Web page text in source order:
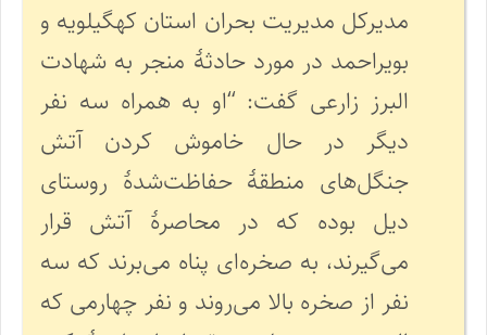
مدیرکل مدیریت بحران استان کهگیلویه و
بویراحمد در مورد حادثهٔ منجر به شهادت
البرز زارعی گفت: “او به همراه سه نفر
دیگر در حال خاموش کردن آتش
جنگل‌های منطقهٔ حفاظت‌شدهٔ روستای
دیل بوده که در محاصرهٔ آتش قرار
می‌گیرند، به صخره‌ای پناه می‌برند که سه
نفر از صخره بالا می‌روند و نفر چهارمی که